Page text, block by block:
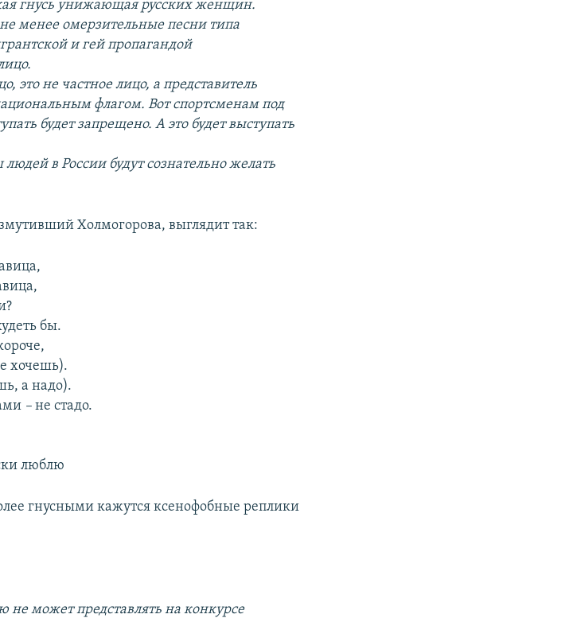
гнусь унижающая русских женщин.
менее омерзительные песни типа
и гей пропагандой
это не частное лицо, а представитель
флагом. Вот спортсменам под
будет запрещено. А это будет выступать
в России будут сознательно желать
Холмогорова, выглядит так:
бы.
хочешь).
а надо).
– не стадо.
люблю
гнусными кажутся ксенофобные реплики
не может представлять на конкурсе